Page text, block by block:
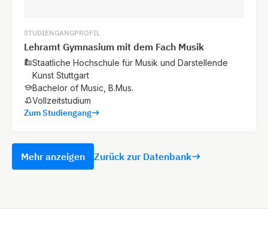
STUDIENGANGPROFIL
Lehramt Gymnasium mit dem Fach Musik
Staatliche Hochschule für Musik und Darstellende
Kunst Stuttgart
Bachelor of Music, B.Mus.
Vollzeitstudium
Zum Studiengang
Mehr anzeigen Zurück zur Datenbank